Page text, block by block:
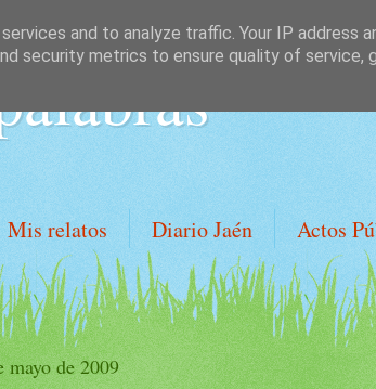
Mis relatos Diario Jaén Actos
mayo de 2009
and to analyze traffic. Your IP address
security metrics to ensure quality of service,